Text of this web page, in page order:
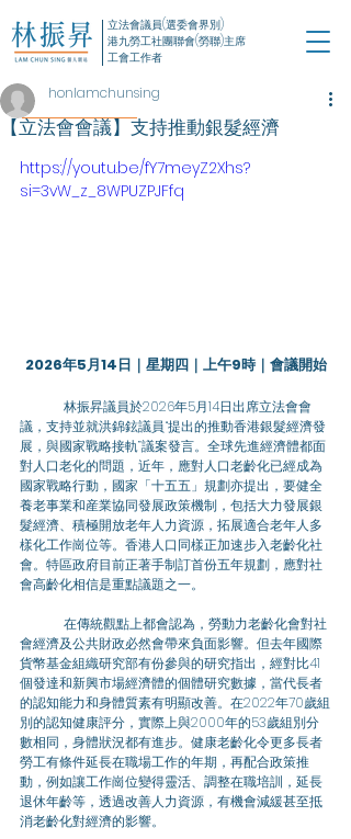
立法會議員(選委會界別)
港九勞工社團聯會(勞聯)主席
工會工作者
【立法會會議】支持推動銀髮經濟
honlamchunsing
https://youtu.be/fY7meyZ2Xhs?
si=3vW_z_8WPUZPJFfq
2026年5月14日｜星期四｜上午9時｜會議開始
議，支持並就洪錦鉉議員“提出的推動香港銀髮經濟發
展，與國家戰略接軌”議案發言。全球先進經濟體都面
對人口老化的問題，近年，應對人口老齡化已經成為
國家戰略行動，國家「十五五」規劃亦提出，要健全
養老事業和産業協同發展政策機制，包括大力發展銀
髮經濟、積極開放老年人力資源，拓展適合老年人多
樣化工作崗位等。香港人口同樣正加速步入老齡化社
會。特區政府目前正著手制訂首份五年規劃，應對社
會高齡化相信是重點議題之一。
會經濟及公共財政必然會帶來負面影響。但去年國際
貨幣基金組織研究部有份參與的研究指出，經對比41
個發達和新興市場經濟體的個體研究數據，當代長者
的認知能力和身體質素有明顯改善。在2022年70歲組
別的認知健康評分，實際上與2000年的53歲組別分
數相同，身體狀況都有進步。健康老齡化令更多長者
勞工有條件延長在職場工作的年期，再配合政策推
動，例如讓工作崗位變得靈活、調整在職培訓，延長
退休年齡等，透過改善人力資源，有機會減緩甚至抵
消老齡化對經濟的影響。